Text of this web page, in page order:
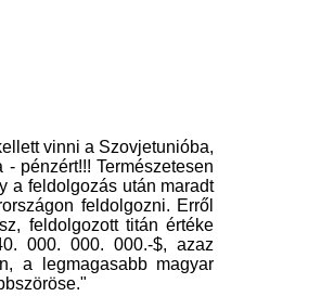
vinni a Szovjetunióba,
pénzért!!! Természetesen
a feldolgozás után maradt
feldolgozni. Erről
feldolgozott titán értéke
000. 000. 000.-$, azaz
a legmagasabb magyar